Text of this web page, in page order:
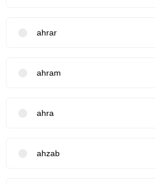
ahrar
ahram
ahra
ahzab